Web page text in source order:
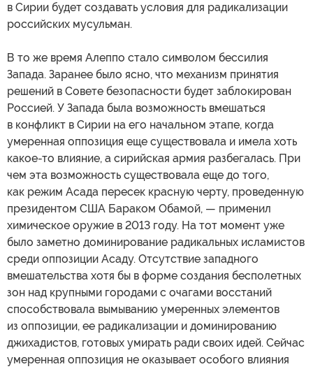
в Сирии будет создавать условия для радикализации
российских мусульман.
В то же время Алеппо стало символом бессилия
Запада. Заранее было ясно, что механизм принятия
решений в Совете безопасности будет заблокирован
Россией. У Запада была возможность вмешаться
в конфликт в Сирии на его начальном этапе, когда
умеренная оппозиция еще существовала и имела хоть
какое-то влияние, а сирийская армия разбегалась. При
чем эта возможность существовала еще до того,
как режим Асада пересек красную черту, проведенную
президентом США Бараком Обамой, — применил
химическое оружие в 2013 году. На тот момент уже
было заметно доминирование радикальных исламистов
среди оппозиции Асаду. Отсутствие западного
вмешательства хотя бы в форме создания бесполетных
зон над крупными городами с очагами восстаний
способствовала вымыванию умеренных элементов
из оппозиции, ее радикализации и доминированию
джихадистов, готовых умирать ради своих идей. Сейчас
умеренная оппозиция не оказывает особого влияния